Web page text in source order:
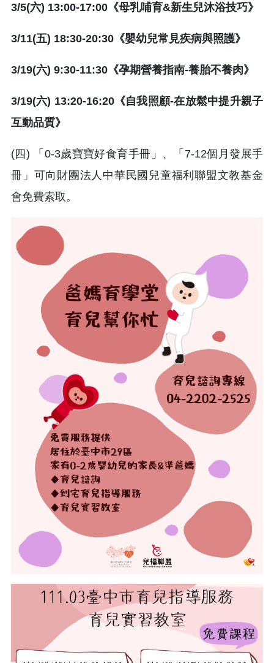
3/5(六) 13:00-17:00《母乳哺育&新生兒沐浴技巧》
3/11(五) 18:30-20:30《嬰幼兒常見疾病與照護》
3/19(六) 9:30-11:30《孕期營養指南-養胎不養肉》
3/19(六) 13:20-16:20《自我照顧-在放鬆中提升親子
互動品質》
(四) 「0-3歲寶寶好食育手冊」、「7-12個月發展手
冊」可向財團法人中華民國兒童福利聯盟文教基金
會免費索取。